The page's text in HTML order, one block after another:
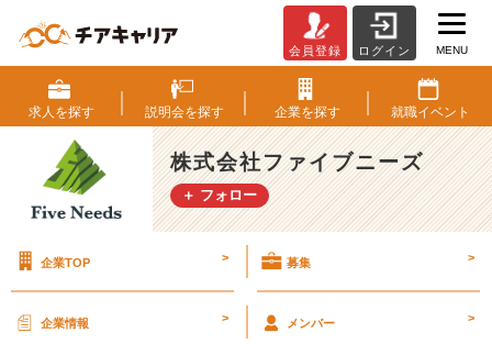
o
u
T
u
b
e？
社
会員登録 ログイン MENU
求人を探す 説明会を探す 企業を探す 就職イベント
株式会社ファイブニーズ
＋ フォロー
企業TOP > 募集 >
企業情報 > メンバー >